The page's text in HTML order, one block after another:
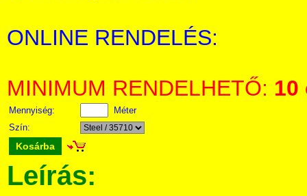
ONLINE RENDELÉS:
MINIMUM RENDELHETŐ: 10
Mennyiség:
Méter
Szín:
Kosárba
Leírás: